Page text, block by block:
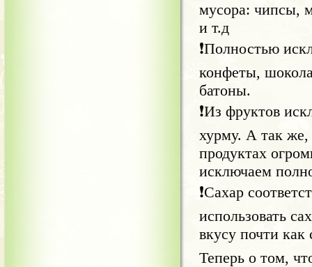
мусора: чипсы,
и т.д
❗Полностью
конфеты,
батоны.
❗Из фруктов
хурму. А так
продуктах
исключаем
❗Сахар
использовать
вкусу почти как
Теперь о том,